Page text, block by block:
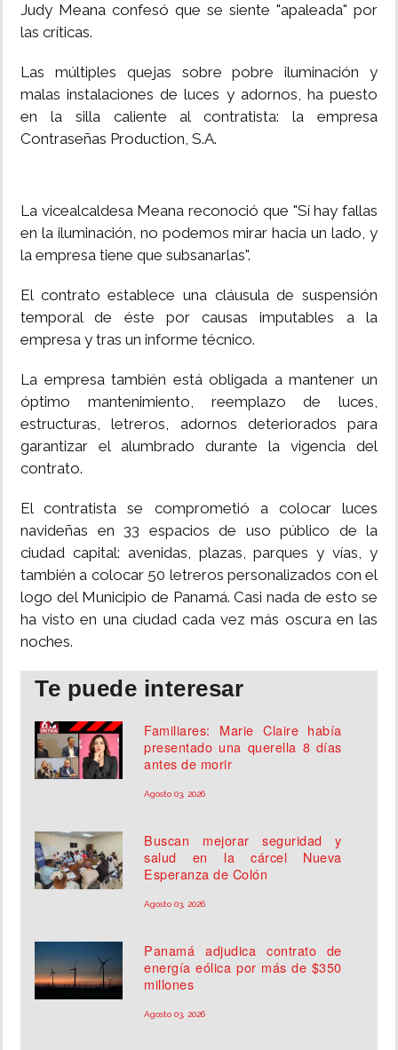
Judy Meana confesó que se siente "apaleada" por
las críticas.
Las múltiples quejas sobre pobre iluminación y
malas instalaciones de luces y adornos, ha puesto
en la silla caliente al contratista: la empresa
Contraseñas Production, S.A.
La vicealcaldesa Meana reconoció que "Sí hay fallas
en la iluminación, no podemos mirar hacia un lado, y
la empresa tiene que subsanarlas".
El contrato establece una cláusula de suspensión
temporal de éste por causas imputables a la
empresa y tras un informe técnico.
La empresa también está obligada a mantener un
óptimo mantenimiento, reemplazo de luces,
estructuras, letreros, adornos deteriorados para
garantizar el alumbrado durante la vigencia del
contrato.
El contratista se comprometió a colocar luces
navideñas en 33 espacios de uso público de la
ciudad capital: avenidas, plazas, parques y vías, y
también a colocar 50 letreros personalizados con el
logo del Municipio de Panamá. Casi nada de esto se
ha visto en una ciudad cada vez más oscura en las
noches.
Te puede interesar
Familiares: Marie Claire había
presentado una querella 8 días
antes de morir
Agosto 03, 2026
Buscan mejorar seguridad y
salud en la cárcel Nueva
Esperanza de Colón
Agosto 03, 2026
Panamá adjudica contrato de
energía eólica por más de $350
millones
Agosto 03, 2026